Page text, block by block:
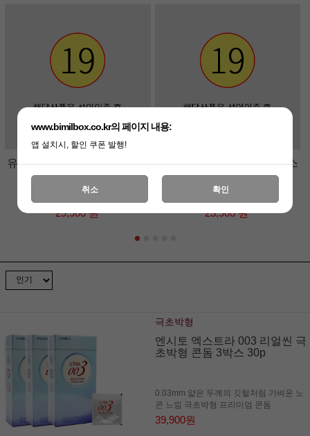
유니더스 펭귄 콘돔 10박스 1
00p
29,900 원
유니더스 더터치 콘돔 10박스
100p
23,900 원
극초박형
엔시토 엑스트라 003 리얼씬 극
초박형 콘돔 3박스 30p
0.03mm 얇은 두께의 깃털처럼 가벼운 노
콘 느낌 극초박형 프리미엄 콘돔
39,900원
www.bimilbox.co.kr의 페이지 내용:
앱 설치시, 할인 쿠폰 발행!
취소 확인